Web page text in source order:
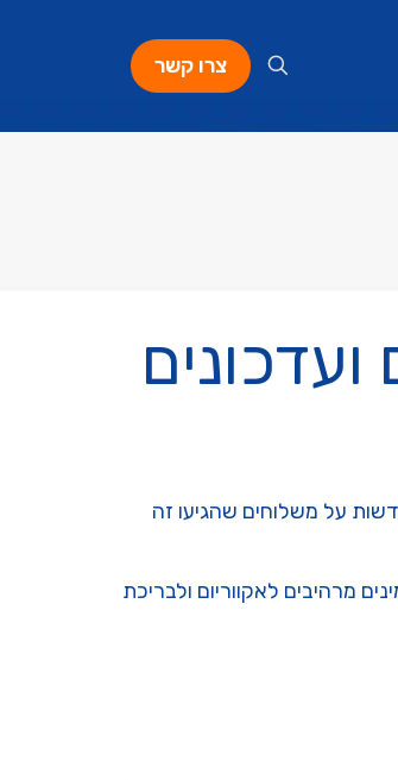
צרו קשר
על משלוחים שהגיעו זה
מרהיבים לאקווריום ולבריכת